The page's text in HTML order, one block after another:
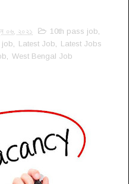
০৬, ২০২১ 10th pass job
job Latest Job
Latest Jobs
West Bengal Job